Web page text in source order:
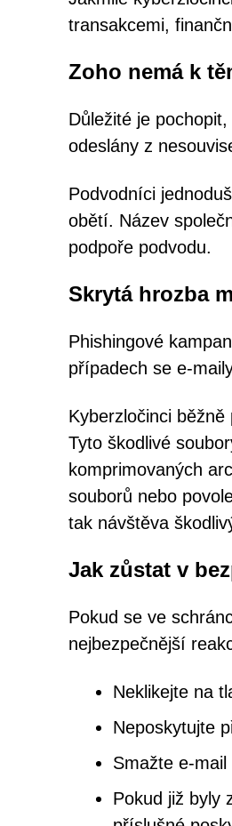
transakcemi,
Zoho nemá k
Důležité je
odeslány z
Podvodníci
obětí. Název
podpoře podvodu.
Skrytá hrozba
Phishingové
případech se e-
Kyberzločinci
Tyto škodlivé
komprimovaných
souborů nebo
tak návštěva
Jak zůstat v
Pokud se ve
nejbezpečnější
Neklikejte na
Neposkytujte
Smažte e-
Pokud již byly